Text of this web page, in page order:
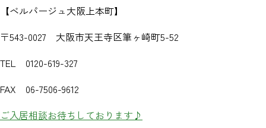
【ベルパージュ大阪上本町】
〒543-0027 大阪市天王寺区筆ヶ崎町5-52
TEL 0120-619-327
FAX 06-7506-9612
ご入居相談お待ちしております♪